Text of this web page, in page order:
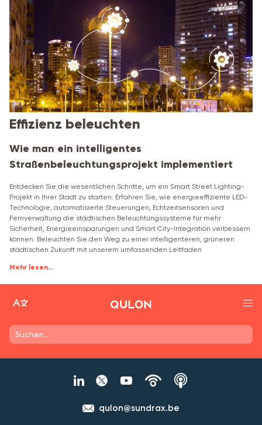
Effizienz beleuchten
Wie man ein intelligentes
Straßenbeleuchtungsprojekt implementiert
Entdecken Sie die wesentlichen Schritte, um ein Smart Street Lighting-
Projekt in Ihrer Stadt zu starten. Erfahren Sie, wie energieeffiziente LED-
Technologie, automatisierte Steuerungen, Echtzeitsensoren und
Fernverwaltung die städtischen Beleuchtungssysteme für mehr
Sicherheit, Energieeinsparungen und Smart City-Integration verbessern
können. Beleuchten Sie den Weg zu einer intelligenteren, grüneren
städtischen Zukunft mit unserem umfassenden Leitfaden
Mehr lesen...
qulon@sundrax.be